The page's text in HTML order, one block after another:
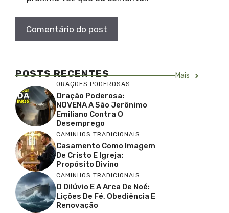
POSTS RECENTES Mais
ORAÇÕES PODEROSAS
Oração Poderosa:
NOVENA A São Jerônimo
Emiliano Contra O
Desemprego
CAMINHOS TRADICIONAIS
Casamento Como Imagem
De Cristo E Igreja:
Propósito Divino
CAMINHOS TRADICIONAIS
O Dilúvio E A Arca De Noé:
Lições De Fé, Obediência E
Renovação